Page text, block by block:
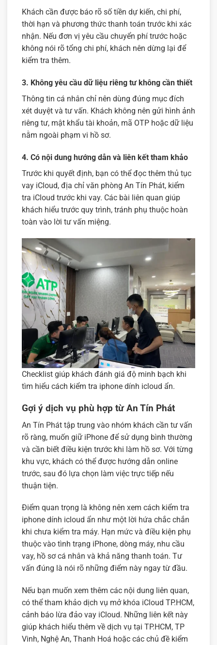
Khách cần được báo rõ số tiền dự kiến, chi phí,
thời hạn và phương thức thanh toán trước khi xác
nhận. Nếu đơn vị yêu cầu chuyển phí trước hoặc
không nói rõ tổng chi phí, khách nên dừng lại để
kiểm tra thêm.
3. Không yêu cầu dữ liệu riêng tư không cần thiết
Thông tin cá nhân chỉ nên dùng đúng mục đích
xét duyệt và tư vấn. Khách không nên gửi hình ảnh
riêng tư, mật khẩu tài khoản, mã OTP hoặc dữ liệu
nằm ngoài phạm vi hồ sơ.
4. Có nội dung hướng dẫn và liên kết tham khảo
Trước khi quyết định, bạn có thể đọc thêm thủ tục
vay iCloud, địa chỉ văn phòng An Tín Phát, kiểm
tra iCloud trước khi vay. Các bài liên quan giúp
khách hiểu trước quy trình, tránh phụ thuộc hoàn
toàn vào lời tư vấn miệng.
Checklist giúp khách đánh giá độ minh bạch khi
tìm hiểu cách kiểm tra iphone dính icloud ẩn.
Gợi ý dịch vụ phù hợp từ An Tín Phát
An Tín Phát tập trung vào nhóm khách cần tư vấn
rõ ràng, muốn giữ iPhone để sử dụng bình thường
và cần biết điều kiện trước khi làm hồ sơ. Với từng
khu vực, khách có thể được hướng dẫn online
trước, sau đó lựa chọn làm việc trực tiếp nếu
thuận tiện.
Điểm quan trọng là không nên xem cách kiểm tra
iphone dính icloud ẩn như một lời hứa chắc chắn
khi chưa kiểm tra máy. Hạn mức và điều kiện phụ
thuộc vào tình trạng iPhone, dòng máy, nhu cầu
vay, hồ sơ cá nhân và khả năng thanh toán. Tư
vấn đúng là nói rõ những điểm này ngay từ đầu.
Nếu bạn muốn xem thêm các nội dung liên quan,
có thể tham khảo dịch vụ mở khóa iCloud TP.HCM,
cảnh báo lừa đảo vay iCloud. Những liên kết này
giúp khách hiểu thêm về dịch vụ tại TP.HCM, TP
Vinh, Nghệ An, Thanh Hoá hoặc các chủ đề kiểm